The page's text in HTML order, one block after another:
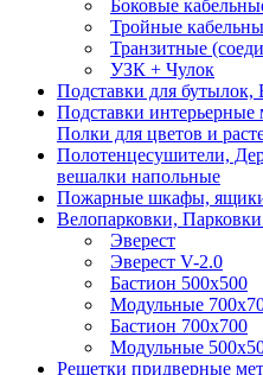
Боковые
Тройные
Транзитные
УЗК + Чулок
Подставки для
Подставки интерьерные
Полки для цветов и
Полотенцесушители,
вешалки напольные
Пожарные шкафы,
Велопарковки, Парковки
Эверест
Эверест V-2.0
Бастион 500х500
Модульные
Бастион 700х700
Модульные
Решетки придверные